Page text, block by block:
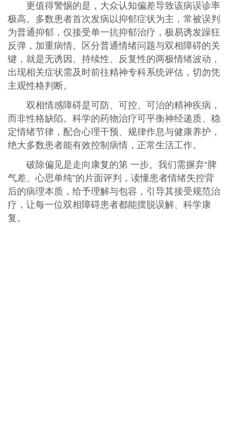
更值得警惕的是，大众认知偏差导致该病误诊率
极高。多数患者首次发病以抑郁症状为主，常被误判
为普通抑郁，仅接受单一抗抑郁治疗，极易诱发躁狂
反弹，加重病情。区分普通情绪问题与双相障碍的关
键，就是无诱因、持续性、反复性的两极情绪波动，
出现相关症状需及时前往精神专科系统评估，切勿凭
主观性格判断。
双相情感障碍是可防、可控、可治的精神疾病，
而非性格缺陷。科学的药物治疗可平衡神经递质、稳
定情绪节律，配合心理干预、规律作息与健康养护，
绝大多数患者能有效控制病情，正常生活工作。
破除偏见是走向康复的第 一步。我们需摒弃“脾
气差、心思单纯”的片面评判，读懂患者情绪失控背
后的病理本质，给予理解与包容，引导其接受规范治
疗，让每一位双相障碍患者都能摆脱误解、科学康
复。